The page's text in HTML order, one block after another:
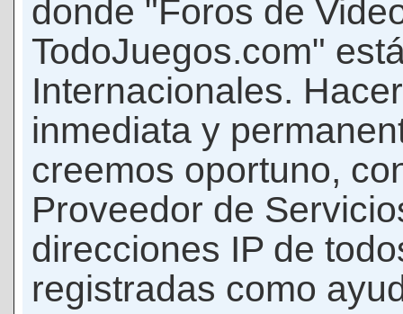
donde "Foros de
TodoJuegos.com"
Internacionales.
inmediata y
creemos oportuno,
Proveedor de
direcciones IP de
registradas como